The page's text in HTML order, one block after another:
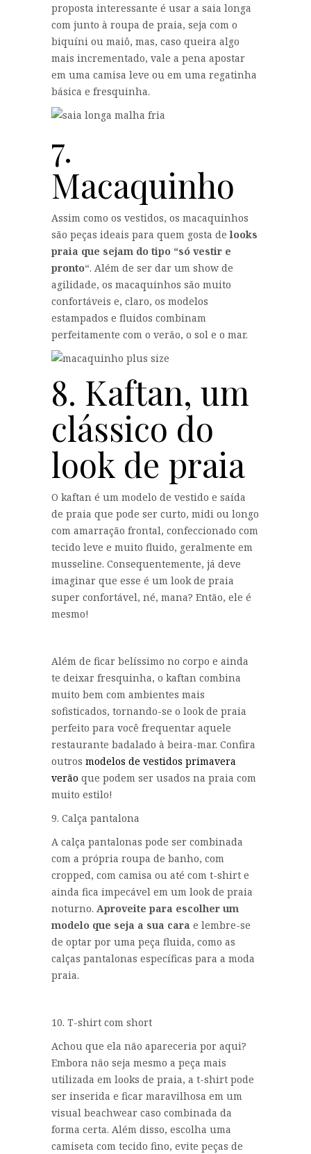
proposta interessante é usar a saia longa
com junto à roupa de praia, seja com o
biquíni ou maiô, mas, caso queira algo
mais incrementado, vale a pena apostar
em uma camisa leve ou em uma regatinha
básica e fresquinha.
7.
Macaquinho
Assim como os vestidos, os macaquinhos
são peças ideais para quem gosta delooks
praia que sejam do tipo “só vestir e
pronto“. Além de ser dar um show de
agilidade, os macaquinhos são muito
confortáveis e, claro, os modelos
estampados e fluidos combinam
perfeitamente com o verão, o sol e o mar.
8. Kaftan, um
clássico do
look de praia
O kaftan é um modelo de vestido e saída
de praia que pode ser curto, midi ou longo
com amarração frontal, confeccionado com
tecido leve e muito fluido, geralmente em
musseline. Consequentemente, já deve
imaginar que esse é um look de praia
super confortável, né, mana? Então, ele é
mesmo!
Além de ficar belíssimo no corpo e ainda
te deixar fresquinha, o kaftan combina
muito bem com ambientes mais
sofisticados, tornando-se o look de praia
perfeito para você frequentar aquele
restaurante badalado à beira-mar. Confira
outros modelos de vestidos primavera
verão que podem ser usados na praia com
muito estilo!
9. Calça pantalona
A calça pantalonas pode ser combinada
com a própria roupa de banho, com
cropped, com camisa ou até com t-shirt e
ainda fica impecável em um look de praia
noturno. Aproveite para escolher um
modelo que seja a sua cara e lembre-se
de optar por uma peça fluida, como as
calças pantalonas específicas para a moda
praia.
10. T-shirt com short
Achou que ela não apareceria por aqui?
Embora não seja mesmo a peça mais
utilizada em looks de praia, a t-shirt pode
ser inserida e ficar maravilhosa em um
visual beachwear caso combinada da
forma certa. Além disso, escolha uma
camiseta com tecido fino, evite peças de